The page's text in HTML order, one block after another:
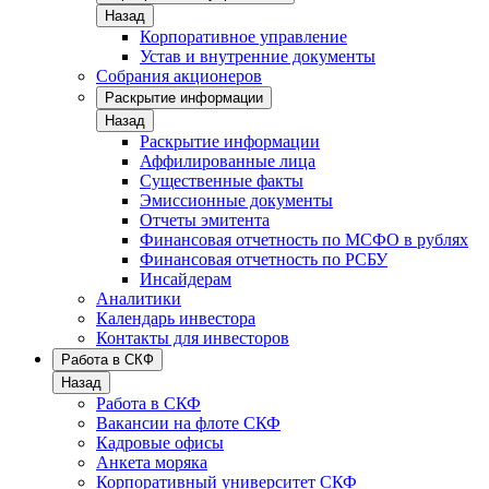
Назад
Корпоративное управление
Устав и внутренние документы
Собрания акционеров
Раскрытие информации
Назад
Раскрытие информации
Аффилированные лица
Существенные факты
Эмиссионные документы
Отчеты эмитента
Финансовая отчетность по МСФО в рублях
Финансовая отчетность по РСБУ
Инсайдерам
Аналитики
Календарь инвестора
Контакты для инвесторов
Работа в СКФ
Назад
Работа в СКФ
Вакансии на флоте СКФ
Кадровые офисы
Анкета моряка
Корпоративный университет СКФ